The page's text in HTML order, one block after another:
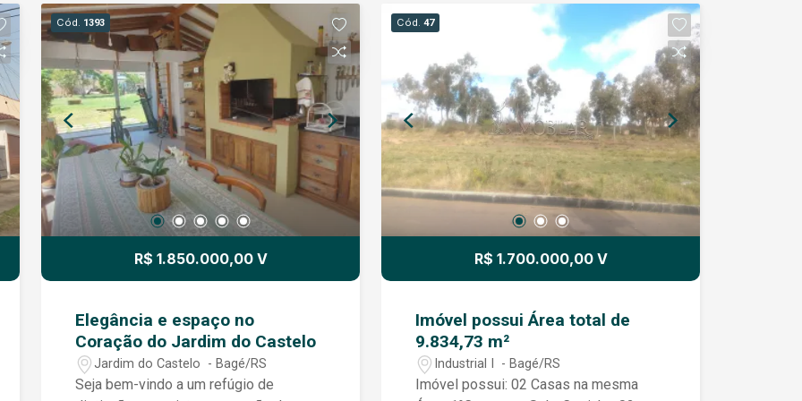
bem distribuídos Excelente posição e
visibilidade Região com grande
valorização e fluxo Diferenciais:
Localização central privilegiada Ideal
para clínicas, escritórios, escolas,
sedes empresariais ou residência de
alto padrão Terreno amplo, raro na área
central da cidade Imóvel que preserva
características arquitetônicas clássicas
Uma oportunidade exclusiva para quem
busca localização, espaço e
versatilidade no ponto mais valorizado
de Bagé. Agende a sua visita!!
Cód. 1393
R$ 1.850.000,00 V
Elegância e espaço no
Coração do Jardim do Castelo
Jardim do Castelo - Bagé/RS
Seja bem-vindo a um refúgio de
Cód. 47
R$ 1.700.000,00 V
Imóvel possui Área total de
9.834,73 m²
Industrial I - Bagé/RS
Imóvel possui: 02 Casas na mesma